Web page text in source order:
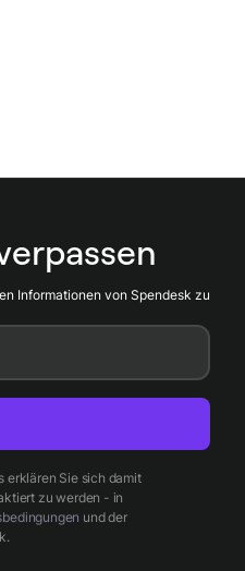
Informationen von Spendesk zu
erklären Sie sich damit
zu werden - in
und der